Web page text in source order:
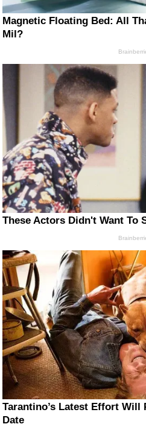
Magnetic Floating Bed: All
Mil?
These Actors Didn't Want To
Tarantino’s Latest Effort Will
Date